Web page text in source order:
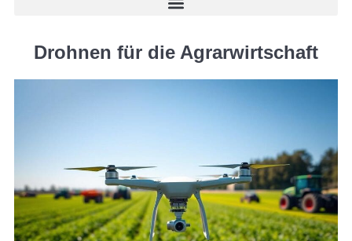
Drohnen für die Agrarwirtschaft